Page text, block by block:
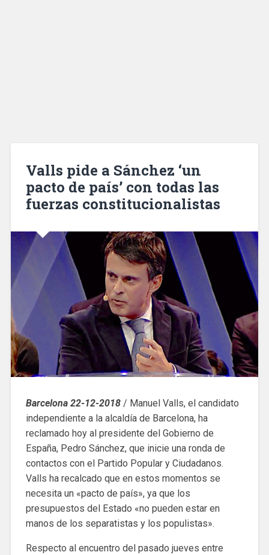
Valls pide a Sánchez ‘un
pacto de país’ con todas las
fuerzas constitucionalistas
Barcelona 22-12-2018/ Manuel Valls, el candidato
independiente a la alcaldía de Barcelona, ha
reclamado hoy al presidente del Gobierno de
España, Pedro Sánchez, que inicie una ronda de
contactos con el Partido Popular y Ciudadanos.
Valls ha recalcado que en estos momentos se
necesita un «pacto de país», ya que los
presupuestos del Estado «no pueden estar en
manos de los separatistas y los populistas».
Respecto al encuentro del pasado jueves entre